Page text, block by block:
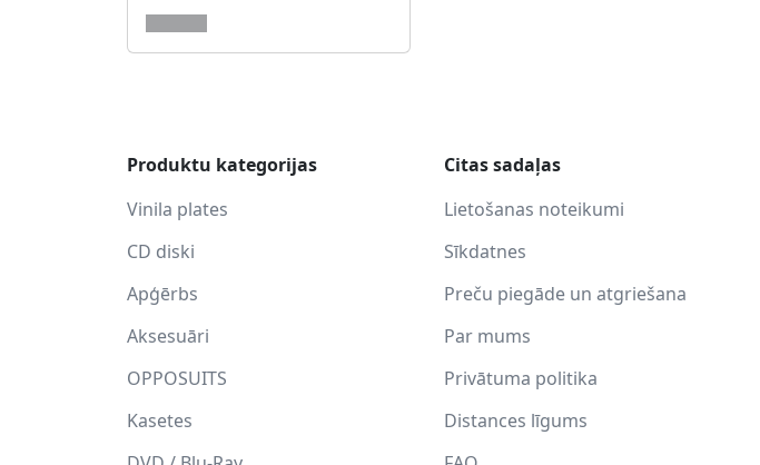
Produktu kategorijas
Vinila plates
CD diski
Apģērbs
Aksesuāri
OPPOSUITS
Kasetes
Citas sadaļas
Lietošanas noteikumi
Sīkdatnes
Preču piegāde un atgriešana
Par mums
Privātuma politika
Distances līgums